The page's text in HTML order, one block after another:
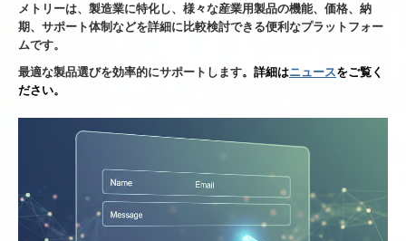
メトリーは、製造業に特化し、様々な産業用製品の機能、価格、納
期、サポート体制などを詳細に比較検討できる便利なプラットフォー
ムです。
最適な製品選びを効率的にサポートします。詳細はニュースをご覧く
ださい。